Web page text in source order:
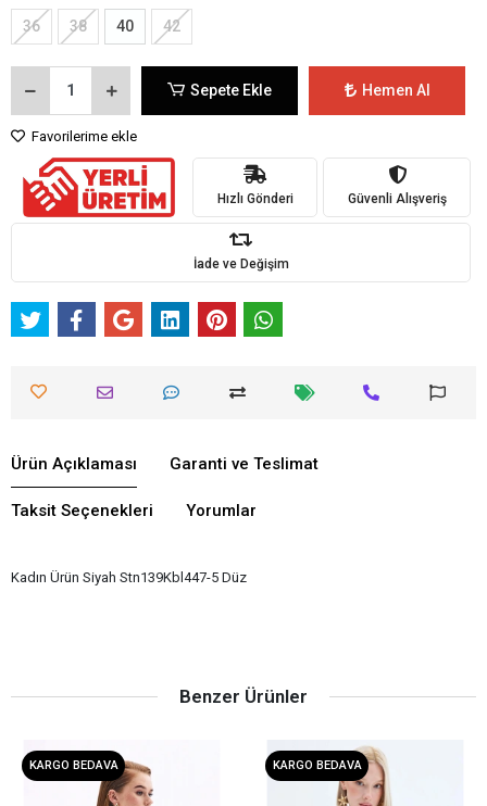
36 38 40 42
Sepete Ekle Hemen Al
Favorilerime ekle
Hızlı Gönderi Güvenli Alışveriş
İade ve Değişim
Ürün Açıklaması Garanti ve Teslimat
Taksit Seçenekleri Yorumlar
Kadın Ürün Siyah Stn139Kbl447-5 Düz
Benzer Ürünler
KARGO BEDAVA KARGO BEDAVA